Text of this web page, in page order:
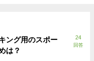
ング用のスポー
は？
24
回答